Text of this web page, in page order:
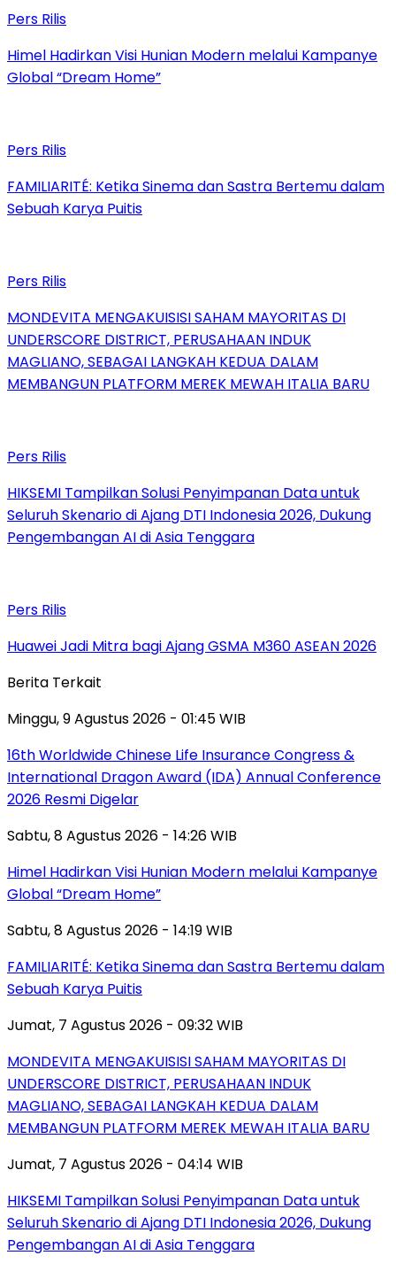
Pers Rilis
Himel Hadirkan Visi Hunian Modern melalui Kampanye
Global “Dream Home”
Pers Rilis
FAMILIARITÉ: Ketika Sinema dan Sastra Bertemu dalam
Sebuah Karya Puitis
Pers Rilis
MONDEVITA MENGAKUISISI SAHAM MAYORITAS DI
UNDERSCORE DISTRICT, PERUSAHAAN INDUK
MAGLIANO, SEBAGAI LANGKAH KEDUA DALAM
MEMBANGUN PLATFORM MEREK MEWAH ITALIA BARU
Pers Rilis
HIKSEMI Tampilkan Solusi Penyimpanan Data untuk
Seluruh Skenario di Ajang DTI Indonesia 2026, Dukung
Pengembangan AI di Asia Tenggara
Pers Rilis
Huawei Jadi Mitra bagi Ajang GSMA M360 ASEAN 2026
Berita Terkait
Minggu, 9 Agustus 2026 - 01:45 WIB
16th Worldwide Chinese Life Insurance Congress &
International Dragon Award (IDA) Annual Conference
2026 Resmi Digelar
Sabtu, 8 Agustus 2026 - 14:26 WIB
Himel Hadirkan Visi Hunian Modern melalui Kampanye
Global “Dream Home”
Sabtu, 8 Agustus 2026 - 14:19 WIB
FAMILIARITÉ: Ketika Sinema dan Sastra Bertemu dalam
Sebuah Karya Puitis
Jumat, 7 Agustus 2026 - 09:32 WIB
MONDEVITA MENGAKUISISI SAHAM MAYORITAS DI
UNDERSCORE DISTRICT, PERUSAHAAN INDUK
MAGLIANO, SEBAGAI LANGKAH KEDUA DALAM
MEMBANGUN PLATFORM MEREK MEWAH ITALIA BARU
Jumat, 7 Agustus 2026 - 04:14 WIB
HIKSEMI Tampilkan Solusi Penyimpanan Data untuk
Seluruh Skenario di Ajang DTI Indonesia 2026, Dukung
Pengembangan AI di Asia Tenggara